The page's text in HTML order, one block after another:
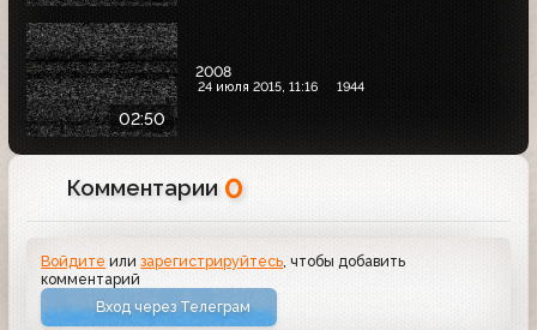
02:50
2008
24 июля 2015, 11:16 1944
Комментарии 0
Войдите илизарегистрируйтесь , чтобы добавить
комментарий
Вход через Телеграм